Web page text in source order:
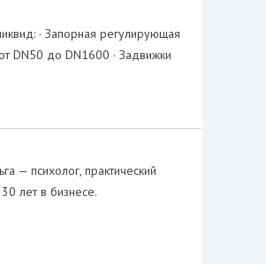
· Зaпоpнaя регулирующaя
DN50 до DN1600 · Задвижки
— психолог, практический
лет в бизнесе.